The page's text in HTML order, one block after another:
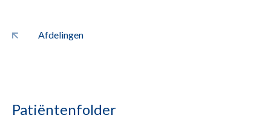
Afdelingen
Patiëntenfolder